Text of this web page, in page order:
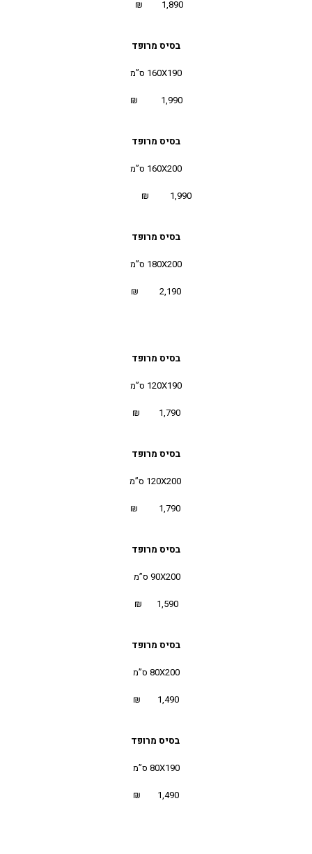
1,890 ₪
בסיס מרופד
160X190 ס”מ
1,990 ₪
בסיס מרופד
160X200 ס”מ
1,990 ₪
בסיס מרופד
180X200 ס”מ
2,190 ₪
בסיס מרופד
120X190 ס”מ
1,790 ₪
בסיס מרופד
120X200 ס”מ
1,790 ₪
בסיס מרופד
90X200 ס”מ
1,590 ₪
בסיס מרופד
80X200 ס”מ
1,490 ₪
בסיס מרופד
80X190 ס”מ
1,490 ₪